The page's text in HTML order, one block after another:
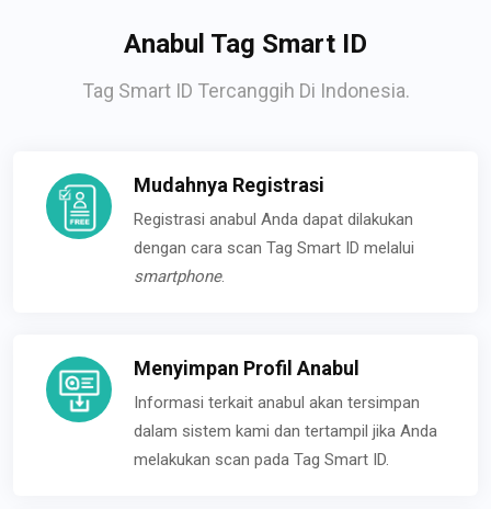
Anabul Tag Smart ID
Tag Smart ID Tercanggih Di Indonesia.
Mudahnya Registrasi
Registrasi anabul Anda dapat dilakukan
dengan cara scan Tag Smart ID melalui
smartphone.
Menyimpan Profil Anabul
Informasi terkait anabul akan tersimpan
dalam sistem kami dan tertampil jika Anda
melakukan scan pada Tag Smart ID.